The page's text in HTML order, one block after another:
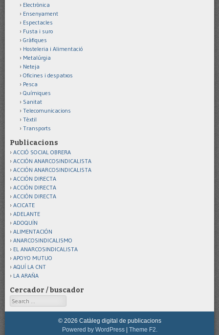
Electrònica
Ensenyament
Espectacles
Fusta i suro
Gràfiques
Hosteleria i Alimentació
Metalúrgia
Neteja
Oficines i despatxos
Pesca
Químiques
Sanitat
Telecomunicacions
Tèxtil
Transports
Publicacions
ACCIÓ SOCIAL OBRERA
ACCIÓN ANARCOSINDICALISTA
ACCIÓN ANARCOSINDICALISTA
ACCIÓN DIRECTA
ACCIÓN DIRECTA
ACCIÓN DIRECTA
ACICATE
ADELANTE
ADOQUÍN
ALIMENTACIÓN
ANARCOSINDICALISMO
EL ANARCOSINDICALISTA
APOYO MUTUO
AQUÍ LA CNT
LA ARAÑA
Cercador / buscador
Search
© 2026 Catàleg digital de publicacions
Powered by WordPress | Theme F2.